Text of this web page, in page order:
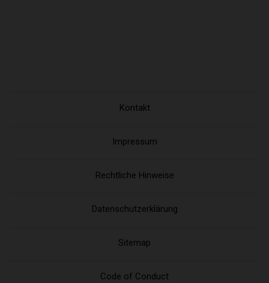
Kontakt
Impressum
Rechtliche Hinweise
Datenschutzerklärung
Sitemap
Code of Conduct